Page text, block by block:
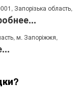
Запорізька область,
м. Запоріжжя,